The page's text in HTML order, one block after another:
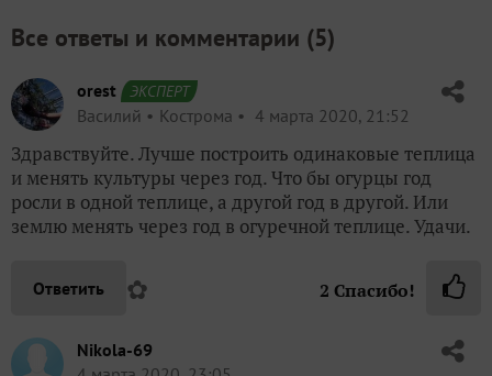
Все ответы и комментарии (5)
orest ЭКСПЕРТ
Василий Кострома 4 марта 2020, 21:52
Здравствуйте. Лучше построить одинаковые теплица
и менять культуры через год. Что бы огурцы год
росли в одной теплице, а другой год в другой. Или
землю менять через год в огуречной теплице. Удачи.
Ответить ✿ 2 Спасибо!
Nikola-69